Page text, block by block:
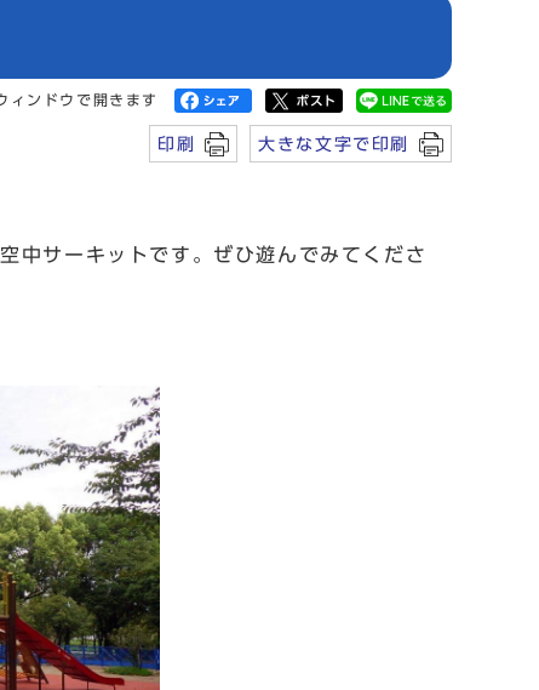
ィンドウで開きます
印刷 大きな文字で印刷
中サーキットです。ぜひ遊んでみてくださ